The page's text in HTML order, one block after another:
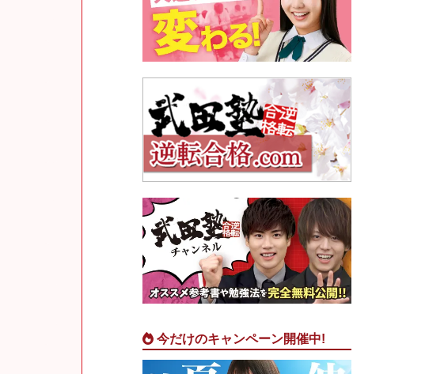
今だけのキャンペーン開催中!